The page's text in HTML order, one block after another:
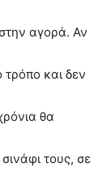
αγορά. Αν
τρόπο και δεν
θα
τους, σε